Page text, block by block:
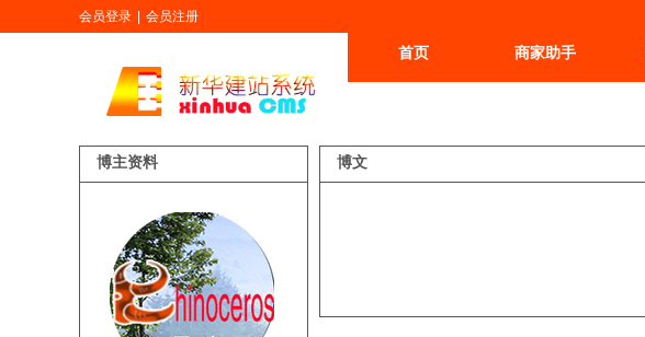
首页 商家助手
会员登录 会员注册
博主资料 博文